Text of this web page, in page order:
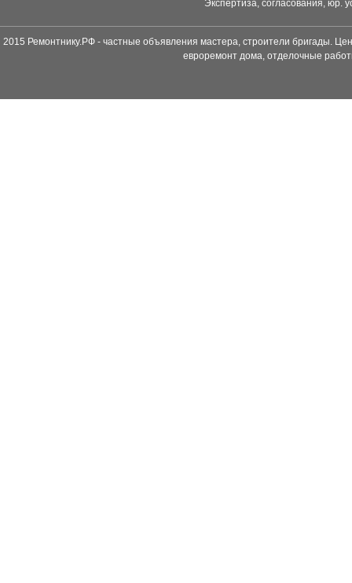
Экспертиза, согласования, юр.
2015 Ремонтнику.РФ - частные объявления мастера, строители бригады.
евроремонт дома, отделочные